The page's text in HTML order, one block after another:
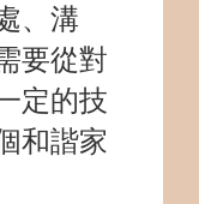
、溝
要從對
定的技
和諧家